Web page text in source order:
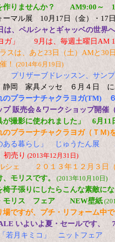
作りませんか？ AM9:00～
ーマル展 10月17日（金）・17
は、ペルシャとギャッベの世界へ
ヨガ」 9月は、毎週土曜日AM
スは、あと23日（土）AMと30
！ (2014年6月19日)
プリザーブドレッスン、サン
静岡 家具メッセ ６月４日 に
のプラーナチャクラヨガ(TM)
プ 販売会＆ワークショップ開
が撮影に使われました」 6月11
のプラーナチャクラヨガ（ＴＭ
のある暮らし」 じゅうたん
売り (2013年12月31日)
シェ ２０１３年１２月３日
モリスです。 (2013年10月10日)
椅子張りにしたらこんな素敵に
モリス フェア NEW壁紙
場ですが、プチ・リフォーム中
いよいよ夏・セールです、
若月キミコ」 ニットフェア